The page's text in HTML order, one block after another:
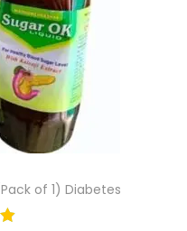
of 1) Diabetes